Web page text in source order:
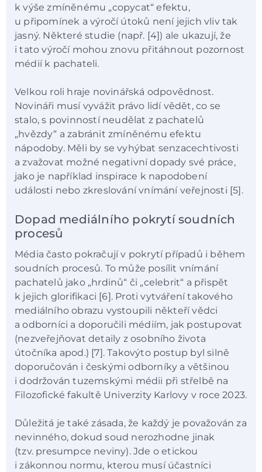
k výše zmíněnému „copycat“ efektu,
u připomínek a výročí útoků není jejich vliv tak
jasný. Některé studie (např. [4]) ale ukazují, že
i tato výročí mohou znovu přitáhnout pozornost
médií k pachateli.
Velkou roli hraje novinářská odpovědnost.
Novináři musí vyvážit právo lidí vědět, co se
stalo, s povinností neudělat z pachatelů
„hvězdy“ a zabránit zmíněnému efektu
nápodoby. Měli by se vyhýbat senzacechtivosti
a zvažovat možné negativní dopady své práce,
jako je například inspirace k napodobení
události nebo zkreslování vnímání veřejnosti [5].
Dopad mediálního pokrytí soudních
procesů
Média často pokračují v pokrytí případů i během
soudních procesů. To může posílit vnímání
pachatelů jako „hrdinů“ či „celebrit“ a přispět
k jejich glorifikaci [6]. Proti vytváření takového
mediálního obrazu vystoupili někteří vědci
a odborníci a doporučili médiím, jak postupovat
(nezveřejňovat detaily z osobního života
útočníka apod.) [7]. Takovýto postup byl silně
doporučován i českými odborníky a většinou
i dodržován tuzemskými médii při střelbě na
Filozofické fakultě Univerzity Karlovy v roce 2023.
Důležitá je také zásada, že každý je považován za
nevinného, dokud soud nerozhodne jinak
(tzv. presumpce neviny). Jde o etickou
i zákonnou normu, kterou musí účastníci